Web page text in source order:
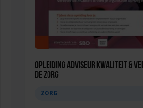
Opleiding Adviseur Kwaliteit &
de zorg
ZORG